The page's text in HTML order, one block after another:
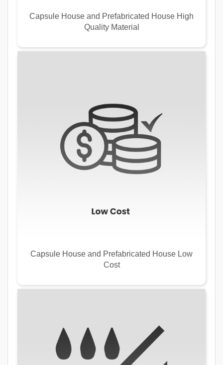
Capsule House and Prefabricated House High
Quality Material
Capsule House and Prefabricated House Low
Cost